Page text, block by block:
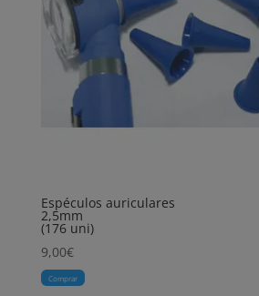
Espéculos auriculares
2,5mm
(176 uni)
9,00€
Comprar